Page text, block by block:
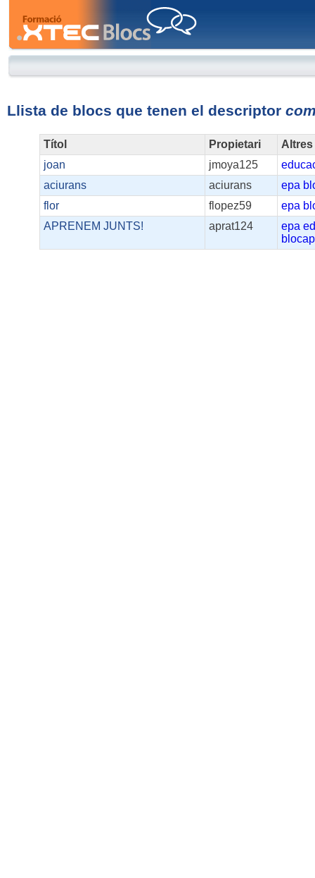
Llista de blocs que tenen el descriptor
Títol Propietari
joan
jmoya125
aciurans
aciurans epa
flor
flopez59 epa
APRENEM JUNTS!
aprat124 epa